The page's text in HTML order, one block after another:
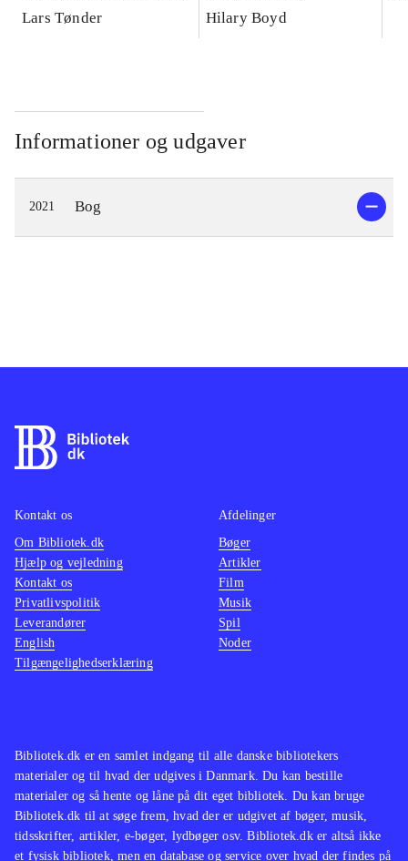
en introduktion
Lars Tønder
Hilary Boyd
Informationer og udgaver
2021 Bog
Bibliotek.dk er en samlet indgang til alle danske bibliotekers
materialer og til hvad der udgives i Danmark. Du kan bestille
materialer og så hente og låne på dit eget bibliotek. Du kan bruge
Bibliotek.dk til at søge frem, hvad der er udgivet af bøger, musik,
tidsskrifter, artikler, e-bøger, lydbøger osv. Bibliotek.dk er altså ikke
et fysisk bibliotek, men en database og service over hvad der findes på
Kontakt os
Om Bibliotek.dk
Hjælp og vejledning
Kontakt os
Privatlivspolitik
Leverandører
English
Tilgængelighedserklæring
Afdelinger
Bøger
Artikler
Film
Musik
Spil
Noder